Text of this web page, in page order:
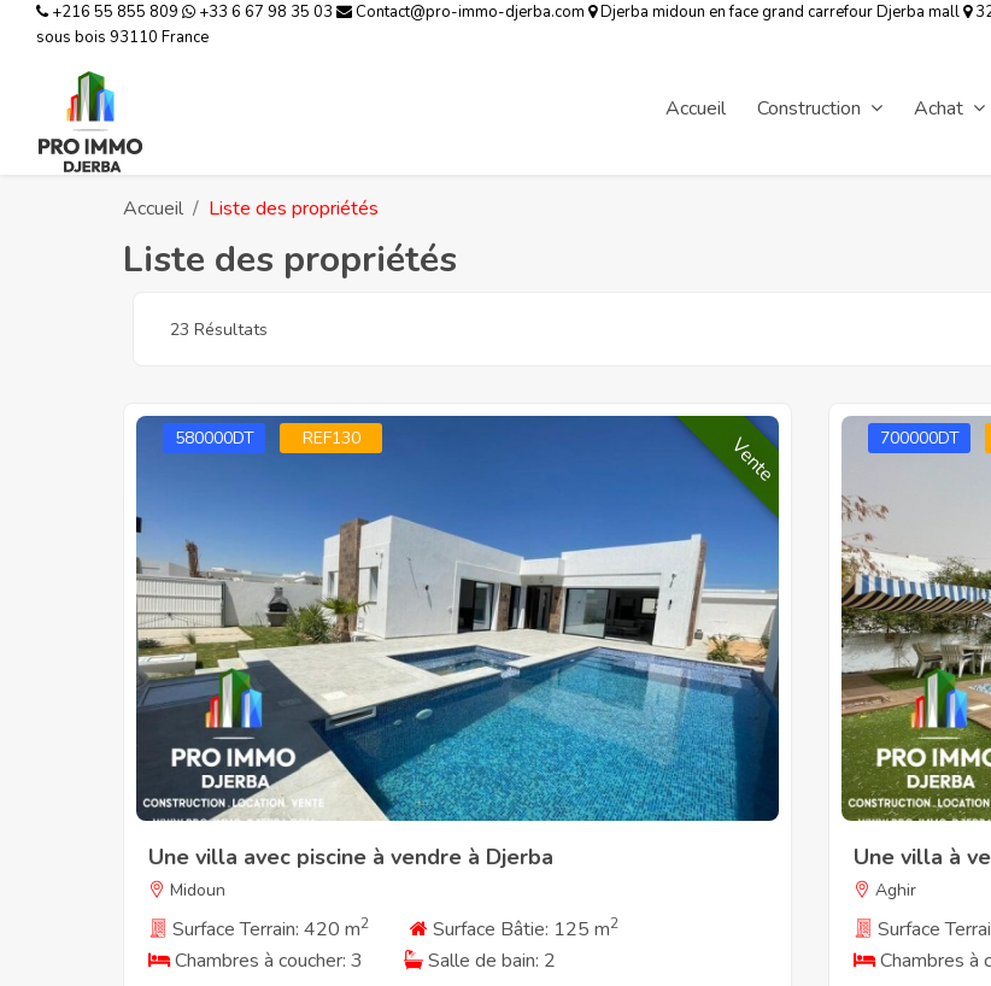
+216 55 855 809 +33 6 67 98 35 03 Contact@pro-immo-djerba.com Djerba midoun en face grand carrefour Djerba mall
sous bois 93110 France
Accueil Construction Achat
Accueil Liste des propriétés
Liste des propriétés
23 Résultats
580000DT REF130 Vente
Une villa avec piscine à vendre à Djerba
Midoun
Surface Terrain: 420 m2 Surface Bâtie: 125 m2
Chambres à coucher: 3 Salle de bain: 2
700000DT
Une villa à
Aghir
Surface
Chambres à